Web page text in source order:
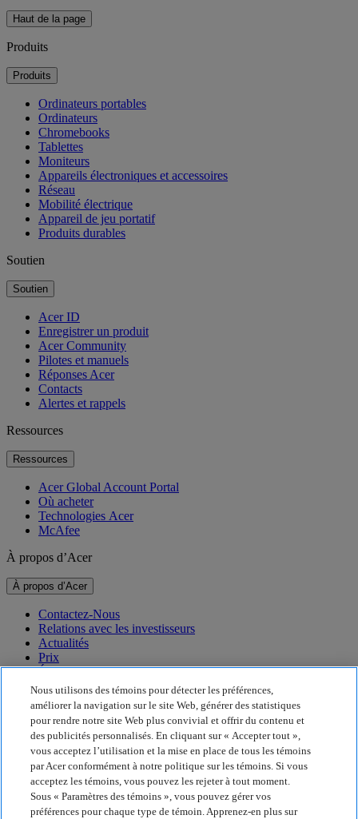
Haut de la page
Produits
Produits
Ordinateurs portables
Ordinateurs
Chromebooks
Tablettes
Moniteurs
Appareils électroniques et accessoires
Réseau
Mobilité électrique
Appareil de jeu portatif
Produits durables
Soutien
Soutien
Acer ID
Enregistrer un produit
Acer Community
Pilotes et manuels
Réponses Acer
Contacts
Alertes et rappels
Ressources
Ressources
Acer Global Account Portal
Où acheter
Technologies Acer
McAfee
À propos d’Acer
À propos d’Acer
Contactez-Nous
Relations avec les investisseurs
Actualités
Prix
Événements
Durabilité
Durabilité
Responsabilité sociale de l’entreprise
Empreinte carbone des produits
Project Humanity
Earthion
Nous utilisons des témoins pour détecter les préférences,
améliorer la navigation sur le site Web, générer des statistiques
pour rendre notre site Web plus convivial et offrir du contenu et
des publicités personnalisés. En cliquant sur « Accepter tout »,
vous acceptez l’utilisation et la mise en place de tous les témoins
par Acer conformément à notre politique sur les témoins. Si vous
acceptez les témoins, vous pouvez les rejeter à tout moment.
Sous « Paramètres des témoins », vous pouvez gérer vos
préférences pour chaque type de témoin. Apprenez-en plus sur